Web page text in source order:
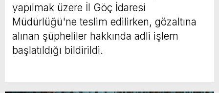
yapılmak üzere İl Göç İdaresi
Müdürlüğü'ne teslim edilirken, gözaltına
alınan şüpheliler hakkında adli işlem
başlatıldığı bildirildi.